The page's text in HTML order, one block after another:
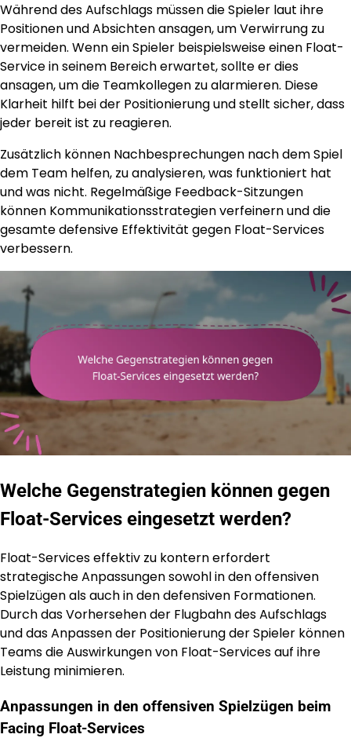
Während des Aufschlags müssen die Spieler laut ihre
Positionen und Absichten ansagen, um Verwirrung zu
vermeiden. Wenn ein Spieler beispielsweise einen Float-
Service in seinem Bereich erwartet, sollte er dies
ansagen, um die Teamkollegen zu alarmieren. Diese
Klarheit hilft bei der Positionierung und stellt sicher, dass
jeder bereit ist zu reagieren.
Zusätzlich können Nachbesprechungen nach dem Spiel
dem Team helfen, zu analysieren, was funktioniert hat
und was nicht. Regelmäßige Feedback-Sitzungen
können Kommunikationsstrategien verfeinern und die
gesamte defensive Effektivität gegen Float-Services
verbessern.
Welche Gegenstrategien können gegen
Float-Services eingesetzt werden?
Float-Services effektiv zu kontern erfordert
strategische Anpassungen sowohl in den offensiven
Spielzügen als auch in den defensiven Formationen.
Durch das Vorhersehen der Flugbahn des Aufschlags
und das Anpassen der Positionierung der Spieler können
Teams die Auswirkungen von Float-Services auf ihre
Leistung minimieren.
Anpassungen in den offensiven Spielzügen beim
Facing Float-Services